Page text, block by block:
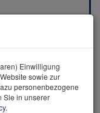
Einwilligung
sowie zur
personenbezogene
Sie in unserer
.